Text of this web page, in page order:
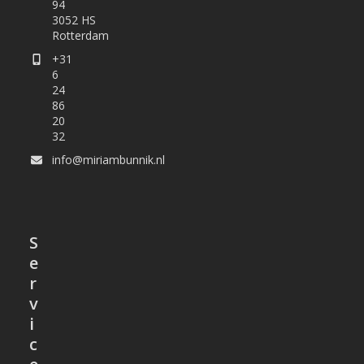
94
3052 HS
Rotterdam
+31
6
24
86
20
32
info@miriambunnik.nl
S
e
r
v
i
c